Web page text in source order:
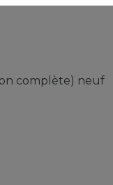
complète) neuf